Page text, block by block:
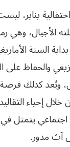
يناير،
الأجيال،
السنة
والحفاظ
ويُعد كذلك
خلال إحياء
يتمثل
آث مدور.